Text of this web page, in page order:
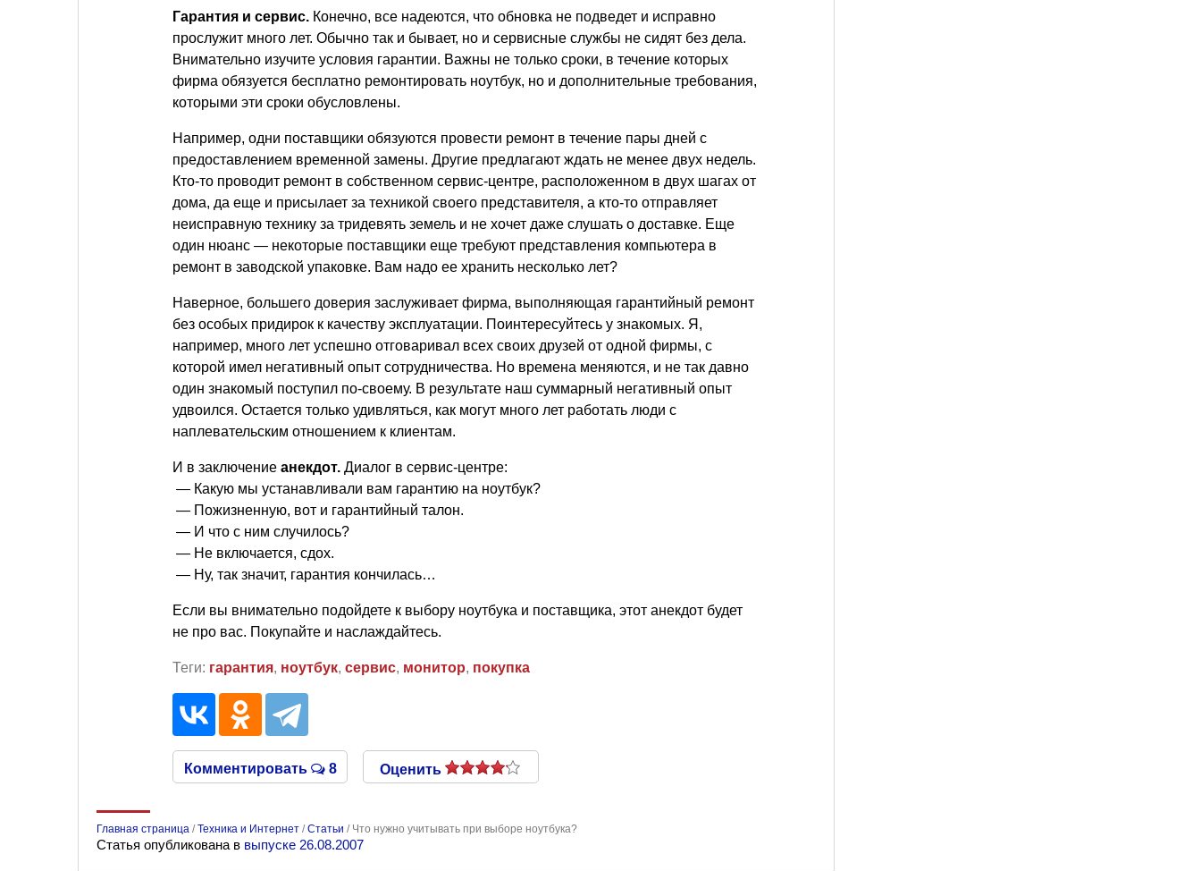
Гарантия и сервис. Конечно, все надеются, что обновка не подведет и исправно
прослужит много лет. Обычно так и бывает, но и сервисные службы не сидят без дела.
Внимательно изучите условия гарантии. Важны не только сроки, в течение которых
фирма обязуется бесплатно ремонтировать ноутбук, но и дополнительные требования,
которыми эти сроки обусловлены.
Например, одни поставщики обязуются провести ремонт в течение пары дней с
предоставлением временной замены. Другие предлагают ждать не менее двух недель.
Кто-то проводит ремонт в собственном сервис-центре, расположенном в двух шагах от
дома, да еще и присылает за техникой своего представителя, а кто-то отправляет
неисправную технику за тридевять земель и не хочет даже слушать о доставке. Еще
один нюанс — некоторые поставщики еще требуют представления компьютера в
ремонт в заводской упаковке. Вам надо ее хранить несколько лет?
Наверное, большего доверия заслуживает фирма, выполняющая гарантийный ремонт
без особых придирок к качеству эксплуатации. Поинтересуйтесь у знакомых. Я,
например, много лет успешно отговаривал всех своих друзей от одной фирмы, с
которой имел негативный опыт сотрудничества. Но времена меняются, и не так давно
один знакомый поступил по-своему. В результате наш суммарный негативный опыт
удвоился. Остается только удивляться, как могут много лет работать люди с
наплевательским отношением к клиентам.
И в заключение анекдот. Диалог в сервис-центре:
— Какую мы устанавливали вам гарантию на ноутбук?
— Пожизненную, вот и гарантийный талон.
— И что с ним случилось?
— Не включается, сдох.
— Ну, так значит, гарантия кончилась…
Если вы внимательно подойдете к выбору ноутбука и поставщика, этот анекдот будет
не про вас. Покупайте и наслаждайтесь.
Теги: гарантия, ноутбук, сервис, монитор, покупка
Комментировать 8 Оценить
Главная страница /Техника и Интернет /Статьи / Что нужно учитывать при выборе ноутбука?
Статья опубликована в выпуске 26.08.2007